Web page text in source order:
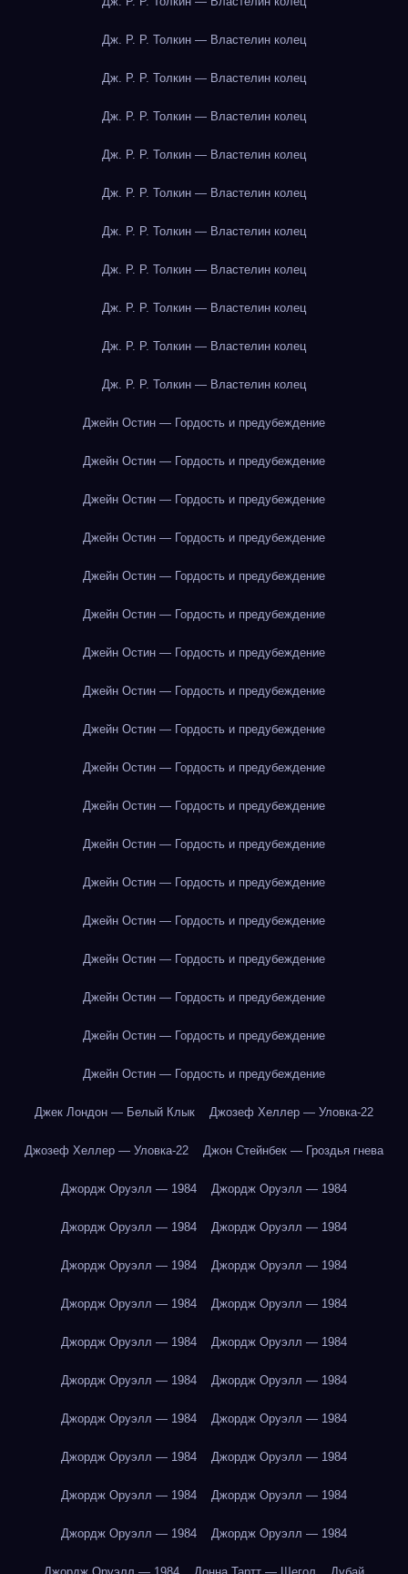
Дж. Р. Р. Толкин — Властелин колец
Дж. Р. Р. Толкин — Властелин колец
Дж. Р. Р. Толкин — Властелин колец
Дж. Р. Р. Толкин — Властелин колец
Дж. Р. Р. Толкин — Властелин колец
Дж. Р. Р. Толкин — Властелин колец
Дж. Р. Р. Толкин — Властелин колец
Дж. Р. Р. Толкин — Властелин колец
Дж. Р. Р. Толкин — Властелин колец
Дж. Р. Р. Толкин — Властелин колец
Джейн Остин — Гордость и предубеждение
Джейн Остин — Гордость и предубеждение
Джейн Остин — Гордость и предубеждение
Джейн Остин — Гордость и предубеждение
Джейн Остин — Гордость и предубеждение
Джейн Остин — Гордость и предубеждение
Джейн Остин — Гордость и предубеждение
Джейн Остин — Гордость и предубеждение
Джейн Остин — Гордость и предубеждение
Джейн Остин — Гордость и предубеждение
Джейн Остин — Гордость и предубеждение
Джейн Остин — Гордость и предубеждение
Джейн Остин — Гордость и предубеждение
Джейн Остин — Гордость и предубеждение
Джейн Остин — Гордость и предубеждение
Джейн Остин — Гордость и предубеждение
Джейн Остин — Гордость и предубеждение
Джейн Остин — Гордость и предубеждение
Джек Лондон — Белый Клык Джозеф Хеллер — Уловка-22
Джозеф Хеллер — Уловка-22 Джон Стейнбек — Гроздья гнева
Джордж Оруэлл — 1984 Джордж Оруэлл — 1984
Джордж Оруэлл — 1984 Джордж Оруэлл — 1984
Джордж Оруэлл — 1984 Джордж Оруэлл — 1984
Джордж Оруэлл — 1984 Джордж Оруэлл — 1984
Джордж Оруэлл — 1984 Джордж Оруэлл — 1984
Джордж Оруэлл — 1984 Джордж Оруэлл — 1984
Джордж Оруэлл — 1984 Джордж Оруэлл — 1984
Джордж Оруэлл — 1984 Джордж Оруэлл — 1984
Джордж Оруэлл — 1984 Джордж Оруэлл — 1984
Джордж Оруэлл — 1984 Джордж Оруэлл — 1984